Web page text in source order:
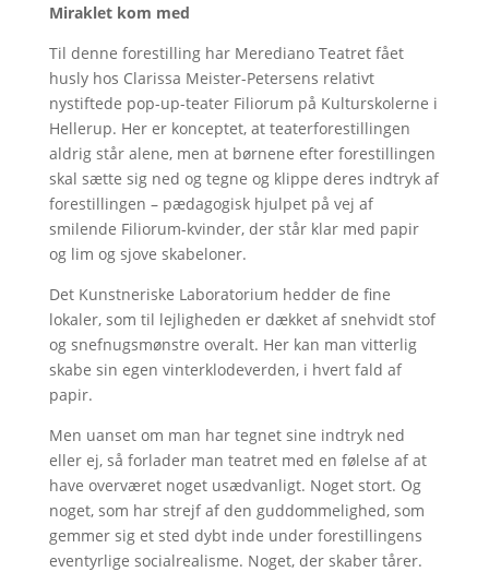
Miraklet kom med
Til denne forestilling har Merediano Teatret fået
husly hos Clarissa Meister-Petersens relativt
nystiftede pop-up-teater Filiorum på Kulturskolerne i
Hellerup. Her er konceptet, at teaterforestillingen
aldrig står alene, men at børnene efter forestillingen
skal sætte sig ned og tegne og klippe deres indtryk af
forestillingen – pædagogisk hjulpet på vej af
smilende Filiorum-kvinder, der står klar med papir
og lim og sjove skabeloner.
Det Kunstneriske Laboratorium hedder de fine
lokaler, som til lejligheden er dækket af snehvidt stof
og snefnugsmønstre overalt. Her kan man vitterlig
skabe sin egen vinterklodeverden, i hvert fald af
papir.
Men uanset om man har tegnet sine indtryk ned
eller ej, så forlader man teatret med en følelse af at
have overværet noget usædvanligt. Noget stort. Og
noget, som har strejf af den guddommelighed, som
gemmer sig et sted dybt inde under forestillingens
eventyrlige socialrealisme. Noget, der skaber tårer.